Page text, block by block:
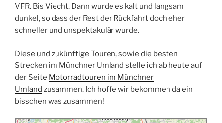
VFR. Bis Viecht. Dann wurde es kalt und langsam
dunkel, so dass der Rest der Rückfahrt doch eher
schneller und unspektakulär wurde.
Diese und zukünftige Touren, sowie die besten
Strecken im Münchner Umland stelle ich ab heute auf
der Seite Motorradtouren im Münchner
Umland zusammen. Ich hoffe wir bekommen da ein
bisschen was zusammen!